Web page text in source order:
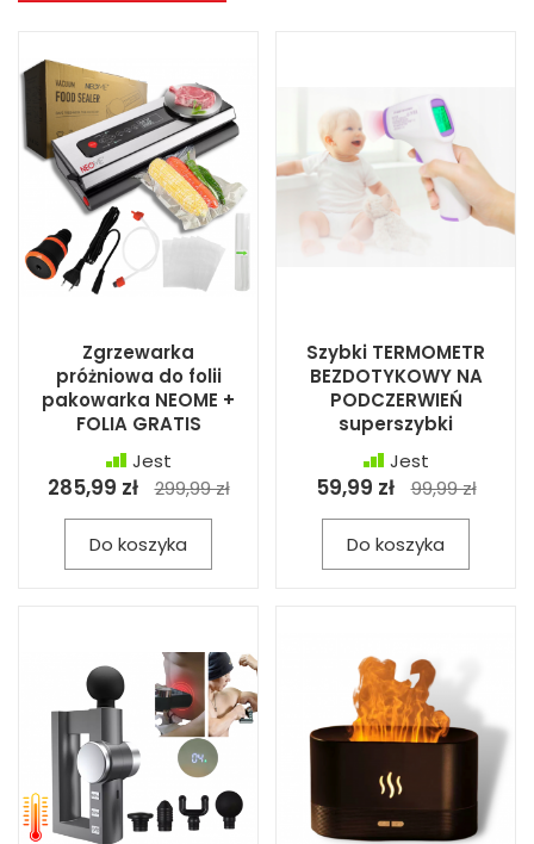
Zgrzewarka
próżniowa do folii
pakowarka NEOME +
FOLIA GRATIS
Jest
285,99 zł 299,99 zł
Do koszyka
Szybki TERMOMETR
BEZDOTYKOWY NA
PODCZERWIEŃ
superszybki
Jest
59,99 zł 99,99 zł
Do koszyka